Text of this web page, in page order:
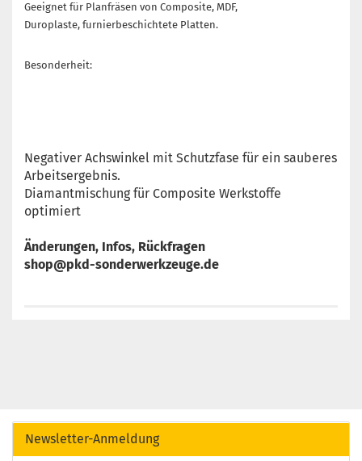
Geeignet für Planfräsen von Composite, MDF,
Duroplaste, furnierbeschichtete Platten.
Besonderheit:
Negativer Achswinkel mit Schutzfase für ein sauberes
Arbeitsergebnis.
Diamantmischung für Composite Werkstoffe
optimiert
Änderungen, Infos, Rückfragen
shop@pkd-sonderwerkzeuge.de
Newsletter-Anmeldung